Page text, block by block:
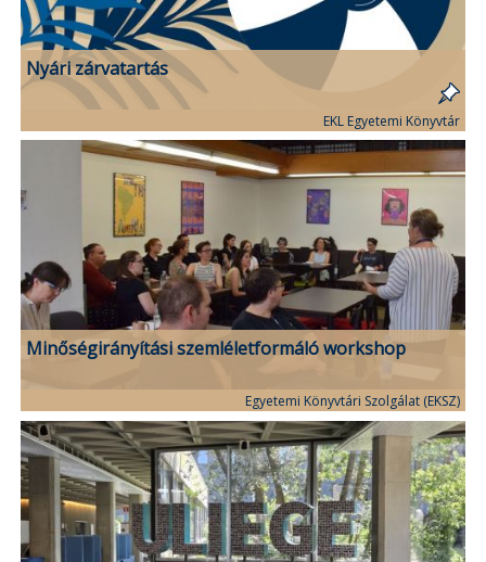
Nyári zárvatartás
EKL Egyetemi Könyvtár
Minőségirányítási szemléletformáló workshop
Egyetemi Könyvtári Szolgálat (EKSZ)